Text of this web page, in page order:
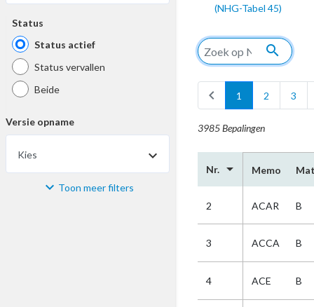
Status
Status actief
Status vervallen
Beide
Versie opname
Kies
Materiaal Toon meer filters
(NHG-Tabel 45)
search
chevron_left 1 2 3
3985 Bepalingen
Nr. arrow_drop_down Memo
2 ACAR B
3 ACCA B
4 ACE B